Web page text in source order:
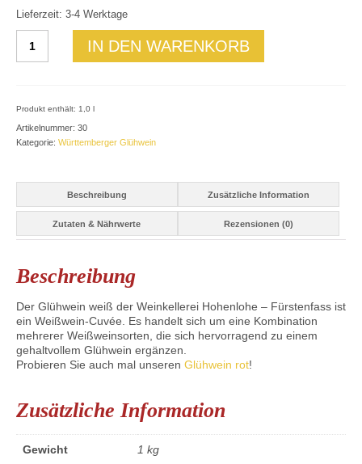
Lieferzeit: 3-4 Werktage
weiß
Menge
IN DEN WARENKORB
Produkt enthält: 1,0 l
Artikelnummer: 30
Kategorie: Württemberger Glühwein
Beschreibung Zusätzliche Information
Zutaten & Nährwerte Rezensionen (0)
Beschreibung
Der Glühwein weiß der Weinkellerei Hohenlohe – Fürstenfass ist
ein Weißwein-Cuvée. Es handelt sich um eine Kombination
mehrerer Weißweinsorten, die sich hervorragend zu einem
gehaltvollem Glühwein ergänzen.
Probieren Sie auch mal unseren Glühwein rot!
Zusätzliche Information
Gewicht 1 kg